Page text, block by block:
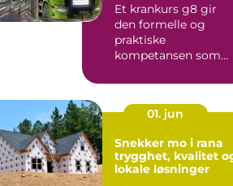
Et krankurs g8 gir
den formelle og
praktiske
kompetansen som
lastebilkran på en si...
01. jun
Snekker mo i rana
trygghet, kvalitet
lokale løsninger